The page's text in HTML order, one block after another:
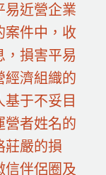
易近營企業
案件中，收
，損害平易
經濟組織的
于不妥目
營者姓名的
莊嚴的損
信伴侶圈及